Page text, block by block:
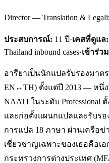
Director — Translation &
ประสบการณ์: 11 ปี·เคสที่ดูแล:
Thailand inbound cases·เข้าร่ว
อารียาเป็นนักแปลรับรองมาตร
EN↔TH) ตั้งแต่ปี 2013 — หนึ่
NAATI ในระดับ Professional
และก่อตั้งแผนกแปลและรับร
การแปล 18 ภาษา ผ่านเครือ
เชี่ยวชาญเฉพาะของเธอคือเ
กระทรวงการต่างประเทศ